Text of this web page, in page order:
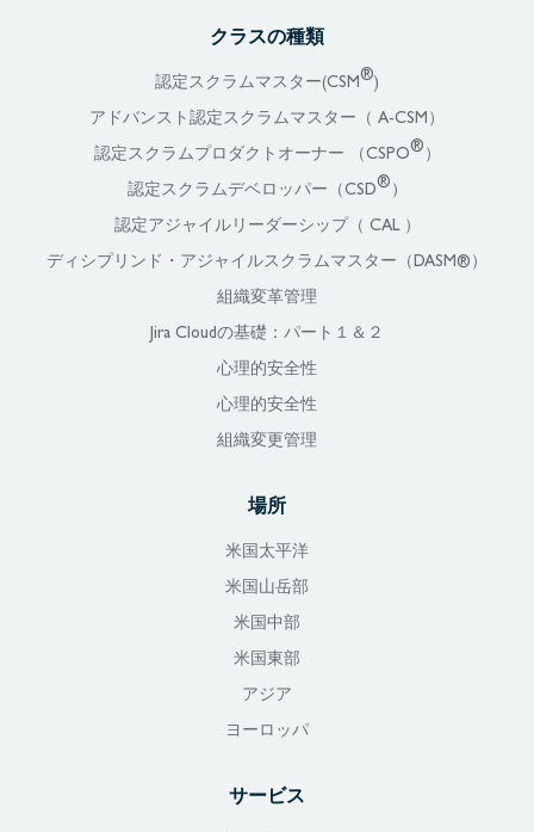
クラスの種類
認定スクラムマスター(CSM®)
アドバンスト認定スクラムマスター（ A-CSM）
認定スクラムプロダクトオーナー （CSPO® ）
認定スクラムデベロッパー（CSD® ）
認定アジャイルリーダーシップ（ CAL ）
ディシプリンド・アジャイルスクラムマスター（DASM®）
組織変革管理
Jira Cloudの基礎：パート１＆２
心理的安全性
心理的安全性
組織変更管理
場所
米国太平洋
米国山岳部
米国中部
米国東部
アジア
ヨーロッパ
サービス